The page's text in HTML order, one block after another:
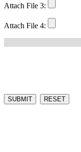
Attach File 3:
Attach File 4: